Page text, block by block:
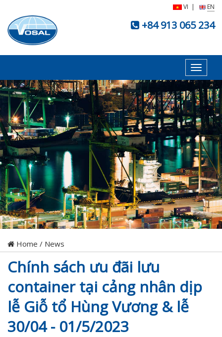
VI | EN
+84 913 065 234
Toggle
Home / News
Chính sách ưu đãi lưu
container tại cảng nhân dịp
lễ Giỗ tổ Hùng Vương & lễ
30/04 - 01/5/2023